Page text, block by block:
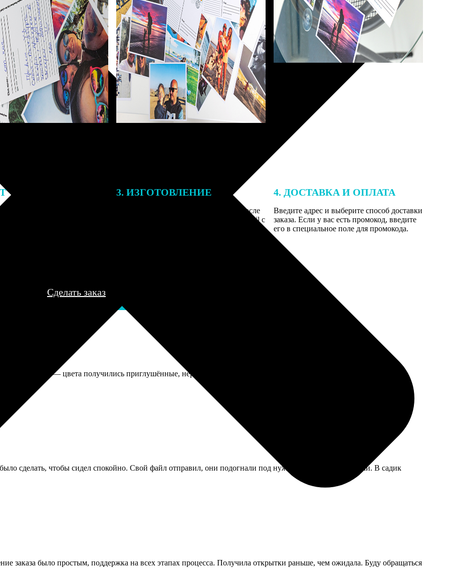
заказа к печати
могут связаться с Вами
телефону или email для
деталей.
3. ИЗГОТОВЛЕНИЕ
Оплатите заказ банковской картой. После
оплаты получите подтверждение на email с
4. ДОСТАВКА И ОПЛАТА
Введите адрес и выберите способ доставки
заказа. Если у вас есть промокод, введите
его в специальное поле для промокода.
Сделать заказ
бумагу — цвета получились приглушённые, нерезкие, но мне такой вариант даже больше нравится. На память
сделать, чтобы сидел спокойно. Свой файл отправил, они подогнали под нужный размер, фон убрали. В садик
заказа было простым, поддержка на всех этапах процесса. Получила открытки раньше, чем ожидала. Буду обращаться